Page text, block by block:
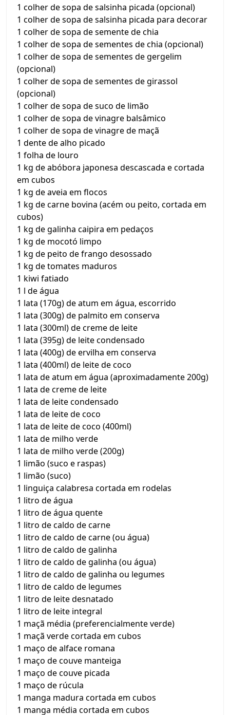
1 colher de sopa de salsinha picada (opcional)
1 colher de sopa de salsinha picada para decorar
1 colher de sopa de semente de chia
1 colher de sopa de sementes de chia (opcional)
1 colher de sopa de sementes de gergelim
(opcional)
1 colher de sopa de sementes de girassol
(opcional)
1 colher de sopa de suco de limão
1 colher de sopa de vinagre balsâmico
1 colher de sopa de vinagre de maçã
1 dente de alho picado
1 folha de louro
1 kg de abóbora japonesa descascada e cortada
em cubos
1 kg de aveia em flocos
1 kg de carne bovina (acém ou peito, cortada em
cubos)
1 kg de galinha caipira em pedaços
1 kg de mocotó limpo
1 kg de peito de frango desossado
1 kg de tomates maduros
1 kiwi fatiado
1 l de água
1 lata (170g) de atum em água, escorrido
1 lata (300g) de palmito em conserva
1 lata (300ml) de creme de leite
1 lata (395g) de leite condensado
1 lata (400g) de ervilha em conserva
1 lata (400ml) de leite de coco
1 lata de atum em água (aproximadamente 200g)
1 lata de creme de leite
1 lata de leite condensado
1 lata de leite de coco
1 lata de leite de coco (400ml)
1 lata de milho verde
1 lata de milho verde (200g)
1 limão (suco e raspas)
1 limão (suco)
1 linguiça calabresa cortada em rodelas
1 litro de água
1 litro de água quente
1 litro de caldo de carne
1 litro de caldo de carne (ou água)
1 litro de caldo de galinha
1 litro de caldo de galinha (ou água)
1 litro de caldo de galinha ou legumes
1 litro de caldo de legumes
1 litro de leite desnatado
1 litro de leite integral
1 maçã média (preferencialmente verde)
1 maçã verde cortada em cubos
1 maço de alface romana
1 maço de couve manteiga
1 maço de couve picada
1 maço de rúcula
1 manga madura cortada em cubos
1 manga média cortada em cubos